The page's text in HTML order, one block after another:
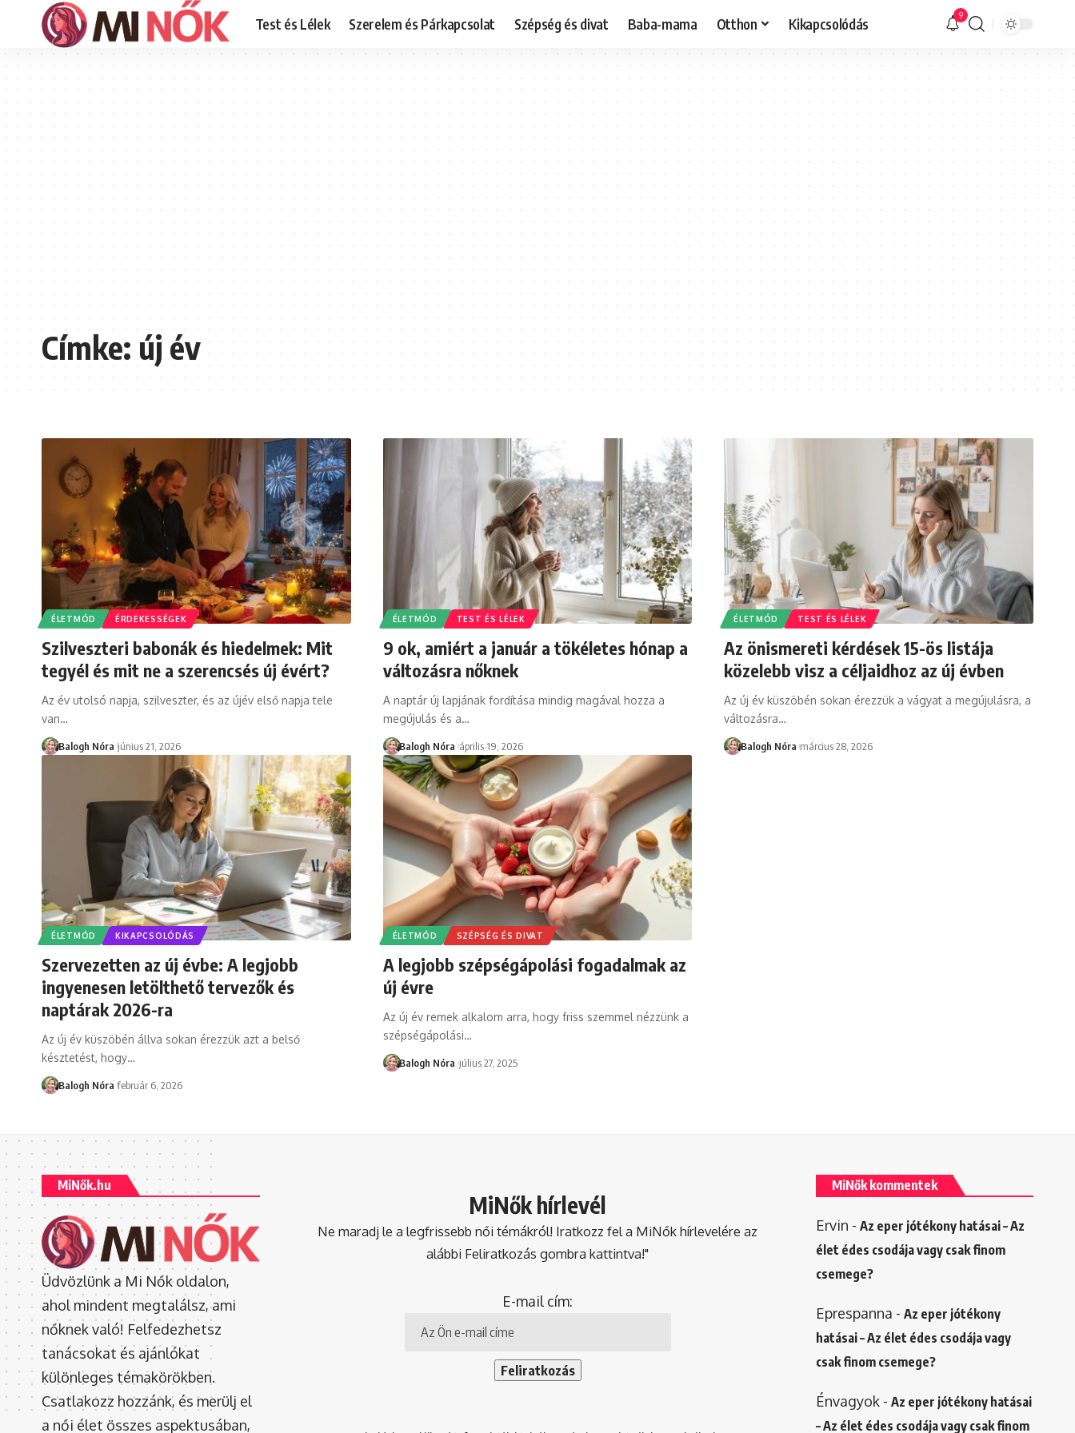
Test és Lélek Szerelem és Párkapcsolat Szépség és divat Baba-mama Otthon Kikapcsolódás 9
Címke:új év
ÉLETMÓD ÉRDEKESSÉGEK
Szilveszteri babonák és hiedelmek: Mit
tegyél és mit ne a szerencsés új évért?
Az év utolsó napja, szilveszter, és az újév első napja tele
van…
Balogh Nóra június 21, 2026
ÉLETMÓD TEST ÉS LÉLEK
9 ok, amiért a január a tökéletes hónap a
változásra nőknek
A naptár új lapjának fordítása mindig magával hozza a
megújulás és a…
Balogh Nóra április 19, 2026
ÉLETMÓD TEST ÉS LÉLEK
Az önismereti kérdések 15-ös listája
közelebb visz a céljaidhoz az új évben
Az új év küszöbén sokan érezzük a vágyat a megújulásra, a
változásra…
Balogh Nóra március 28, 2026
ÉLETMÓD KIKAPCSOLÓDÁS
Szervezetten az új évbe: A legjobb
ingyenesen letölthető tervezők és
naptárak 2026-ra
Az új év küszöbén állva sokan érezzük azt a belső
késztetést, hogy…
Balogh Nóra február 6, 2026
ÉLETMÓD SZÉPSÉG ÉS DIVAT
A legjobb szépségápolási fogadalmak az
új évre
Az új év remek alkalom arra, hogy friss szemmel nézzünk a
szépségápolási…
Balogh Nóra július 27, 2025
MiNők.hu
Üdvözlünk a Mi Nők oldalon,
ahol mindent megtalálsz, ami
nőknek való! Felfedezhetsz
tanácsokat és ajánlókat
különleges témakörökben.
Csatlakozz hozzánk, és merülj el
a női élet összes aspektusában,
MiNők hírlevél
Ne maradj le a legfrissebb női témákról! Iratkozz fel a MiNők hírlevelére az
alábbi Feliratkozás gombra kattintva!"
E-mail cím:
MiNők kommentek
Ervin - Az eper jótékony hatásai – Az
élet édes csodája vagy csak finom
csemege?
Eprespanna - Az eper jótékony
hatásai – Az élet édes csodája vagy
csak finom csemege?
Énvagyok- Az eper jótékony hatásai
– Az élet édes csodája vagy csak finom